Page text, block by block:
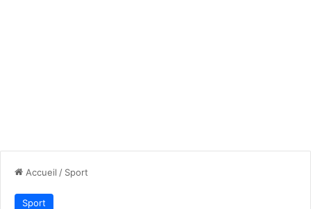
Accueil / Sport
Sport